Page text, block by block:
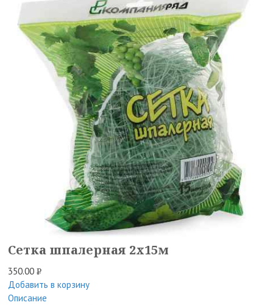
Сетка шпалерная 2х15м
350.00Р
УБ.
Добавить в корзину
Описание